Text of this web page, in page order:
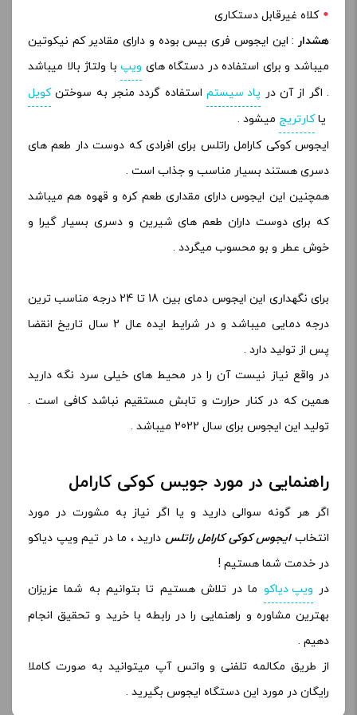
کلاه غیرقابل دستکاری
هشدار : این ایجوس فری بیس بوده و دارای مقادیر کم نیکوتین
میباشد و برای استفاده در دستگاه های ویپبا ولتاژ بالا میباشد
. اگر از آن در پاد سیستماستفاده گردد منجر به سوختنکویل
یاکارتریج میشود .
ایجوس کوکی کارامل راتلس برای افرادی که دوست دار طعم های
دسری هستند بسیار مناسب و جذاب است .
همچنین این ایجوس دارای مقداری طعم کره و قهوه هم میباشد
که برای دوست داران طعم های شیرین و دسری بسیار گیرا و
خوش عطر و بو محسوب میگردد .
برای نگهداری این ایجوس دمای بین 18 تا 24 درجه مناسب ترین
درجه دمایی میباشد و در شرایط ایده عال 2 سال تاریخ انقضا
پس از تولید دارد .
در واقع نیاز نیست آن را در محیط های خیلی سرد نگه دارید
همین که در کنار حرارت و تابش مستقیم نباشد کافی است .
تولید این ایجوس برای سال 2022 میباشد .
راهنمایی در مورد جویس کوکی کارامل
اگر هر گونه سوالی دارید و یا اگر نیاز به مشورت در مورد
انتخابایجوس کوکی کارامل راتلسدارید ، ما در تیم ویپ دیاکو
در خدمت شما هستیم !
در ویپ دیاکو ما در تلاش هستیم تا بتوانیم به شما عزیزان
بهترین مشاوره و راهنمایی را در رابطه با خرید و تحقیق انجام
دهیم .
از طریق مکالمه تلفنی و واتس آپ میتوانید به صورت کاملا
رایگان در مورد این دستگاه ایجوس بگیرید .